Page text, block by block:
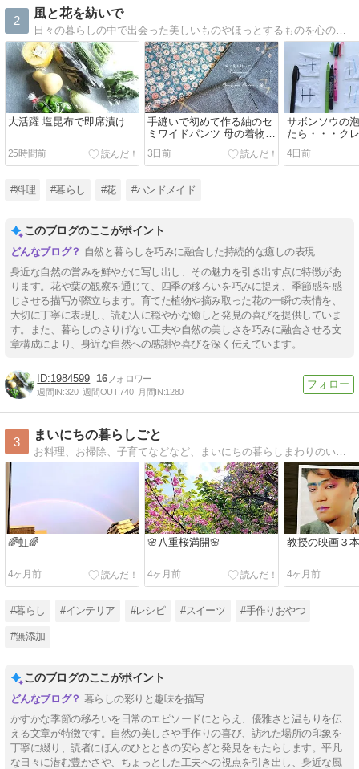
2
風と花を紡いで
日々の暮らしの中で出会った美しいものやほっとするものを心の風景と共に綴ります。
大活躍 塩昆布で即席漬け
25時間前
手縫いで初めて作る紬のセ
ミワイドパンツ 母の着物リ
メイク
3日前
サボンソウの
たら・・・ク
ペンなど、色
ど・・・
4日前
#料理 #暮らし #花 #ハンドメイド
このブログのここがポイント
自然と暮らしを巧みに融合した持続的な癒しの表現
身近な自然の営みを鮮やかに写し出し、その魅力を引き出す点に特徴があ
ります。花や葉の観察を通じて、四季の移ろいを巧みに捉え、季節感を感
じさせる描写が際立ちます。育てた植物や摘み取った花の一瞬の表情を、
大切に丁寧に表現し、読む人に穏やかな癒しと発見の喜びを提供していま
す。また、暮らしのさりげない工夫や自然の美しさを巧みに融合させる文
章構成により、身近な自然への感謝や喜びを深く伝えています。
1984599 16
週間IN:320 週間OUT:740 月間IN:1280
3
まいにちの暮らしごと
🌈虹🌈
4ヶ月前
🌸八重桜満開🌸
4ヶ月前
教授の映画３本
4ヶ月前
#暮らし #インテリア #レシピ #スイーツ #手作りおやつ
#無添加
このブログのここがポイント
暮らしの彩りと趣味を描写
かすかな季節の移ろいを日常のエピソードにとらえ、優雅さと温もりを伝
える文章が特徴です。自然の美しさや手作りの喜び、訪れた場所の印象を
丁寧に綴り、読者にほんのひとときの安らぎと発見をもたらします。平凡
な日々に潜む豊かさや、ちょっとした工夫への視点を引き出し、身近な風